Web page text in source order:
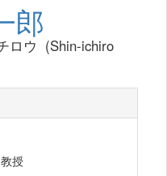
郎
ロウ (Shin-ichiro
授